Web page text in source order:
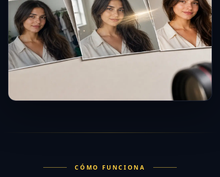
CÓMO FUNCIONA